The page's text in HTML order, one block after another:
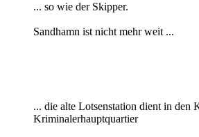
... so wie der Skipper.
Sandhamn ist nicht mehr weit ...
... die alte Lotsenstation dient in den
Kriminalerhauptquartier